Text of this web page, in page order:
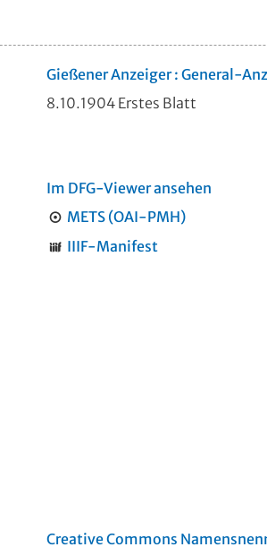
Gießener Anzeiger : General-
8.10.1904 Erstes Blatt
Im DFG-Viewer ansehen
METS (OAI-PMH)
IIIF-Manifest
Creative Commons